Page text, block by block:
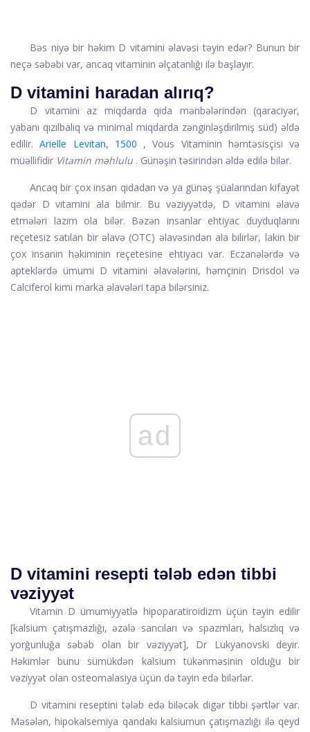
Bəs niyə bir həkim D vitamini əlavəsi təyin edər? Bunun bir
neçə səbəbi var, ancaq vitaminin əlçatanlığı ilə başlayır.
D vitamini haradan alırıq?
D vitamini az miqdarda qida mənbələrindən (qaraciyər,
yabanı qızılbalıq və minimal miqdarda zənginləşdirilmiş süd) əldə
edilir. Arielle Levitan, 1500 , Vous Vitaminin həmtəsisçisi və
müəllifidir Vitamin məhlulu . Günəşin təsirindən əldə edilə bilər.
Ancaq bir çox insan qidadan və ya günəş şüalarından kifayət
qədər D vitamini ala bilmir. Bu vəziyyətdə, D vitamini əlavə
etmələri lazım ola bilər. Bəzən insanlar ehtiyac duyduqlarını
reçetesiz satılan bir əlavə (OTC) əlavəsindən ala bilirlər, lakin bir
çox insanın həkiminin reçetesine ehtiyacı var. Eczanələrdə və
apteklərdə ümumi D vitamini əlavələrini, həmçinin Drisdol və
Calciferol kimi marka əlavələri tapa bilərsiniz.
ad
D vitamini resepti tələb edən tibbi
vəziyyət
Vitamin D ümumiyyətlə hipoparatiroidizm üçün təyin edilir
[kalsium çatışmazlığı, əzələ sancıları və spazmları, halsızlıq və
yorğunluğa səbəb olan bir vəziyyət], Dr Lukyanovski deyir.
Həkimlər bunu sümükdən kalsium tükənməsinin olduğu bir
vəziyyət olan osteomalasiya üçün də təyin edə bilərlər.
D vitamini reseptini tələb edə biləcək digər tibbi şərtlər var.
Məsələn, hipokalsemiya qandakı kalsiumun çatışmazlığı ilə qeyd